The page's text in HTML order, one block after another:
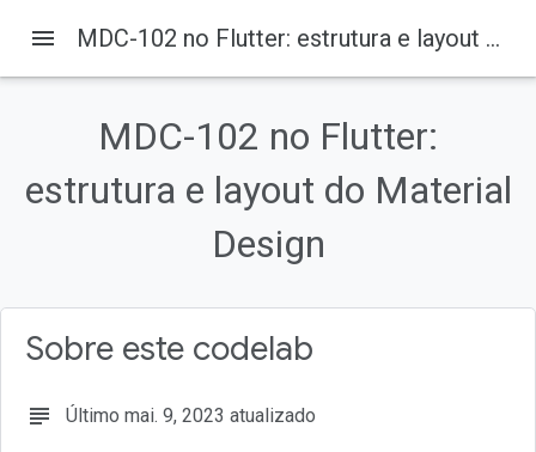
Nesta página
Introdução
O que você vai criar
Componentes e subsistemas do Flutter do Material Design neste
Fazer o download do app inicial do codelab
menu MDC-102 no Flutter: estrutura e layout do Material Design
MDC-102 no Flutter:
estrutura e layout do Material
Design
Sobre este codelab
subject Último mai. 9, 2023 atualizado